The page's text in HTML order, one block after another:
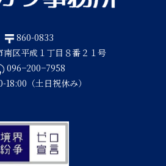
860-0833
南区平成１丁目８番２１号
096−200−7958
（土日祝休み）